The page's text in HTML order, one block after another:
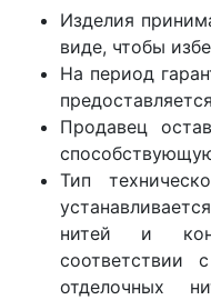
Изделия
виде, чтобы
На период
Продавец
Тип
нитей и
соответствии
отделочных